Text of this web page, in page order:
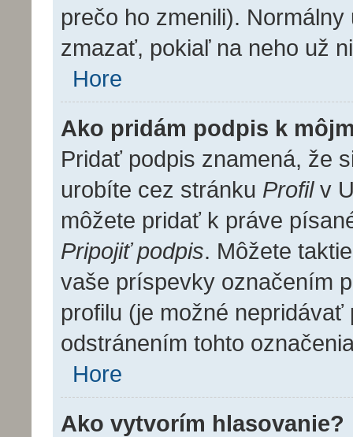
prečo ho zmenili).
zmazať, pokiaľ na neho už
Hore
Ako pridám podpis k
Pridať podpis znamená, že
urobíte cez stránku Profilv
môžete pridať k práve
Pripojiť podpis. Môžete
vaše príspevky označením
profilu (je možné
odstránením tohto
Hore
Ako vytvorím hlasovanie?